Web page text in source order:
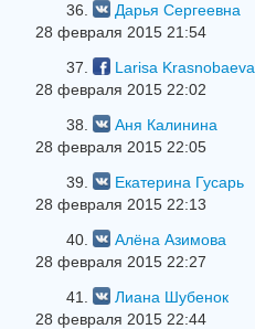
36.
Дарья Сергеевна
28 февраля 2015 21:54
37.
Larisa Krasnobaeva
28 февраля 2015 22:02
38.
Аня Калинина
28 февраля 2015 22:05
39.
Екатерина Гусарь
28 февраля 2015 22:13
40.
Алёна Азимова
28 февраля 2015 22:27
41.
Лиана Шубенок
28 февраля 2015 22:44